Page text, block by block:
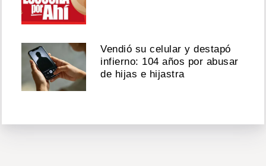
Vendió su celular y destapó
infierno: 104 años por abusar
de hijas e hijastra